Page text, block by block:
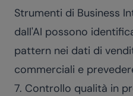
Strumenti di Business
dall'AI possono
pattern nei dati di
commerciali e
7. Controllo qualità in